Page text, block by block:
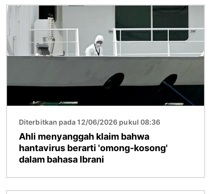
Gambar
Diterbitkan pada 12/06/2026 pukul 08:36
Ahli menyanggah klaim bahwa
hantavirus berarti 'omong-kosong'
dalam bahasa Ibrani